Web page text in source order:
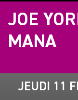
JOE
MANA
JEUDI 11